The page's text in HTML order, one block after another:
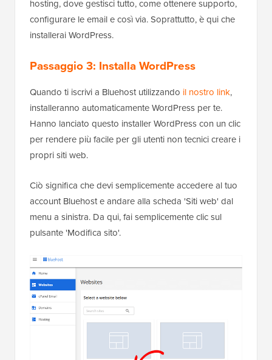
hosting, dove gestisci tutto, come ottenere supporto,
configurare le email e così via. Soprattutto, è qui che
installerai WordPress.
Passaggio 3: Installa WordPress
Quando ti iscrivi a Bluehost utilizzando il nostro link,
installeranno automaticamente WordPress per te.
Hanno lanciato questo installer WordPress con un clic
per rendere più facile per gli utenti non tecnici creare i
propri siti web.
Ciò significa che devi semplicemente accedere al tuo
account Bluehost e andare alla scheda 'Siti web' dal
menu a sinistra. Da qui, fai semplicemente clic sul
pulsante 'Modifica sito'.